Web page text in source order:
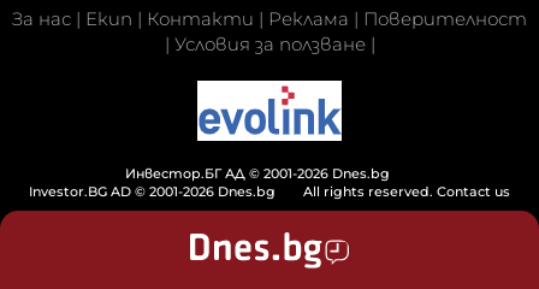
За нас | Екип | Контакти | Реклама | Поверителност
| Условия за ползване|
Инвестор.БГ АД © 2001-2026 Dnes.bg
Investor.BG AD © 2001-2026 Dnes.bg
All rights reserved. Contact us